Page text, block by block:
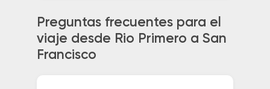
Preguntas frecuentes para el
viaje desde Rio Primero a San
Francisco